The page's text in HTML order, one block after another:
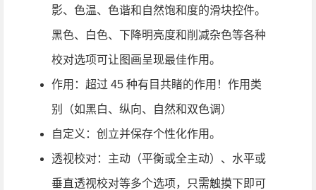
影、色温、色谐和自然饱和度的滑块控件。
黑色、白色、下降明亮度和削减杂色等各种
校对选项可让图画呈现最佳作用。
作用：超过 45 种有目共睹的作用！作用类
别（如黑白、纵向、自然和双色调）
自定义：创立并保存个性化作用。
透视校对：主动（平衡或全主动）、水平或
垂直透视校对等多个选项，只需触摸下即可